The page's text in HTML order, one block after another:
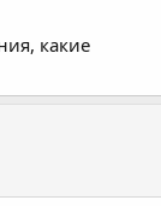
какие